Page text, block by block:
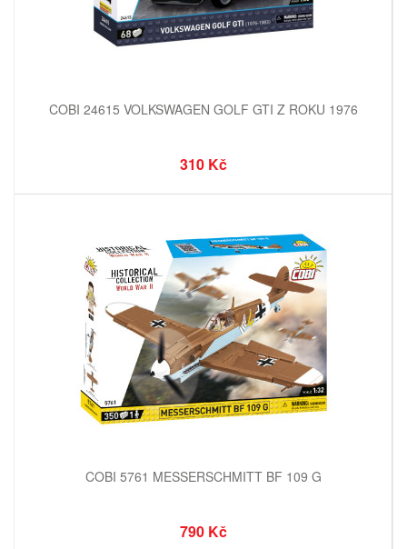
COBI 24615 VOLKSWAGEN GOLF GTI Z ROKU 1976
310 Kč
COBI 5761 MESSERSCHMITT BF 109 G
790 Kč